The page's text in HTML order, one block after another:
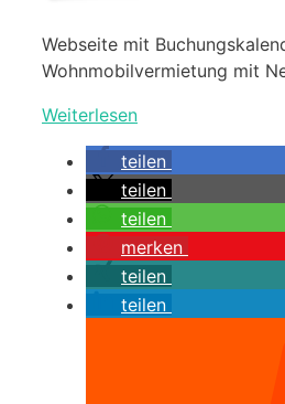
Webseite mit
Wohnmobilvermietung mit
Weiterlesen
teilen
teilen
teilen
merken
teilen
teilen